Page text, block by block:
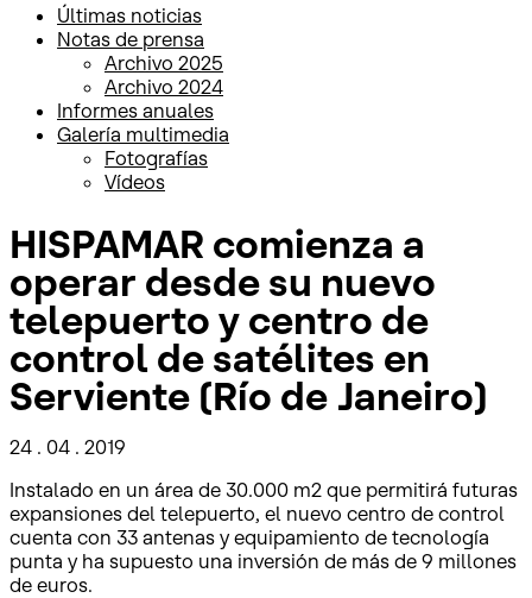
Últimas noticias
Notas de prensa
Archivo 2025
Archivo 2024
Informes anuales
Galería multimedia
Fotografías
Vídeos
HISPAMAR comienza a
operar desde su nuevo
telepuerto y centro de
control de satélites en
Serviente (Río de Janeiro)
24 . 04 . 2019
Instalado en un área de 30.000 m2 que permitirá futuras
expansiones del telepuerto, el nuevo centro de control
cuenta con 33 antenas y equipamiento de tecnología
punta y ha supuesto una inversión de más de 9 millones
de euros.